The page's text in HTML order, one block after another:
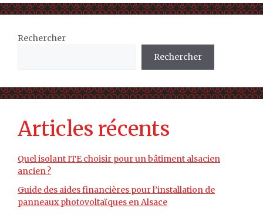
Rechercher
Rechercher
Articles récents
Quel isolant ITE choisir pour un bâtiment alsacien
ancien ?
Guide des aides financières pour l’installation de
panneaux photovoltaïques en Alsace